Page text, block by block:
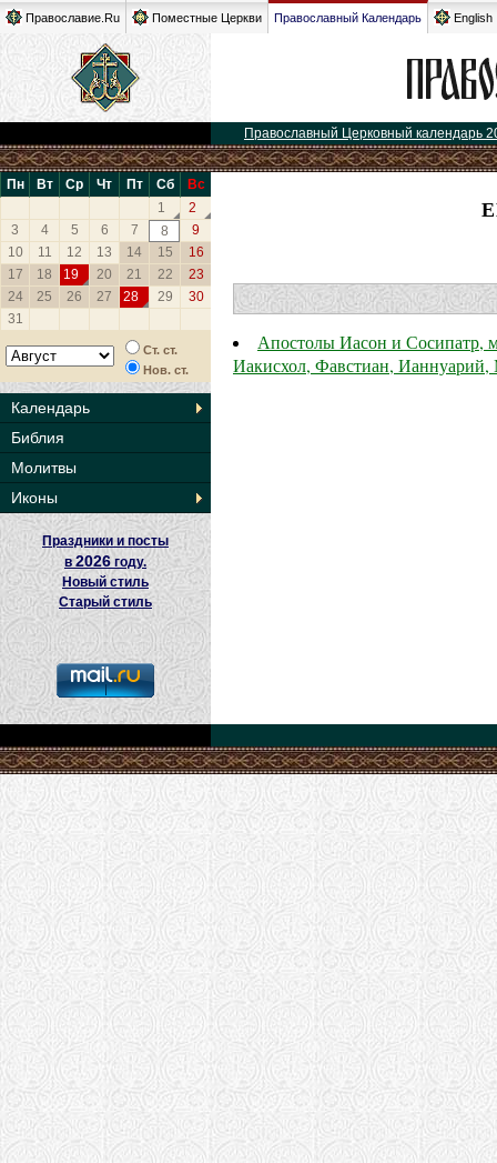
Православие.Ru Поместные Церкви Православный Календарь English
Православный Церковный календарь
Пн Вт Ср Чт Пт Сб
Вс
1
2
3
4 5 6 7 8
9
10
11 12 13 14 15
16
17
18 19 20 21 22
23
24
25 26 27 28 29
30
31
Ст. ст.
Нов. ст.
Календарь
Библия
Молитвы
Иконы
Праздники и посты
в2026 году.
Новый стиль
Старый стиль
Апостолы Иасон и Сосипатр,
Иакисхол, Фавстиан,